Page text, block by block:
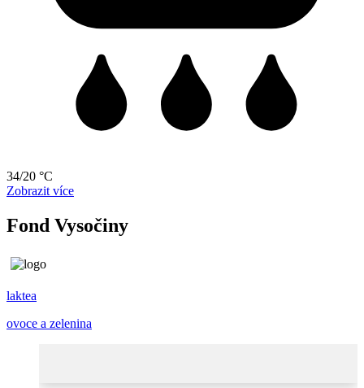
34/20 °C
Zobrazit více
Fond Vysočiny
laktea
ovoce a zelenina